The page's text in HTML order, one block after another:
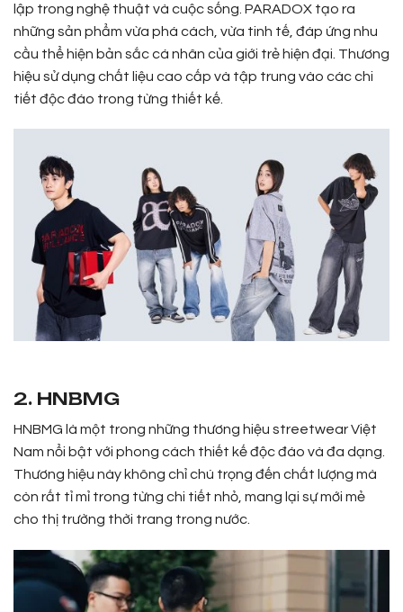
lập trong nghệ thuật và cuộc sống. PARADOX tạo ra
những sản phẩm vừa phá cách, vừa tinh tế, đáp ứng nhu
cầu thể hiện bản sắc cá nhân của giới trẻ hiện đại. Thương
hiệu sử dụng chất liệu cao cấp và tập trung vào các chi
tiết độc đáo trong từng thiết kế.
2. HNBMG
HNBMG là một trong những thương hiệu streetwear Việt
Nam nổi bật với phong cách thiết kế độc đáo và đa dạng.
Thương hiệu này không chỉ chú trọng đến chất lượng mà
còn rất tỉ mỉ trong từng chi tiết nhỏ, mang lại sự mới mẻ
cho thị trường thời trang trong nước.